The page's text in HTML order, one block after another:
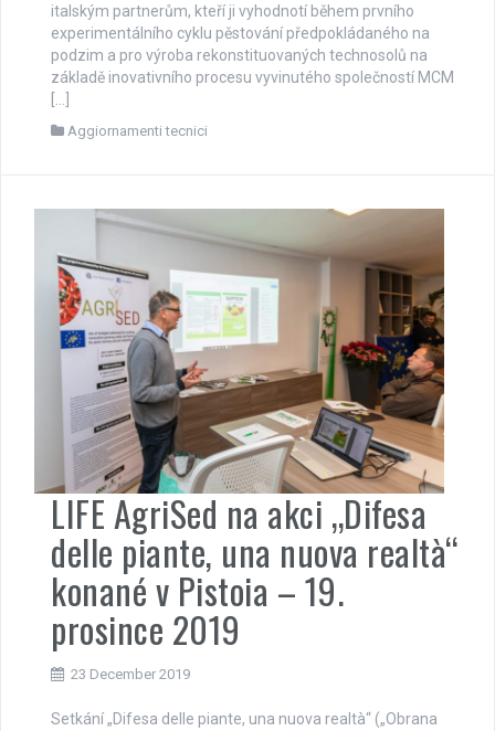
italským partnerům, kteří ji vyhodnotí během prvního
experimentálního cyklu pěstování předpokládaného na
podzim a pro výroba rekonstituovaných technosolů na
základě inovativního procesu vyvinutého společností MCM
[…]
Aggiornamenti tecnici
LIFE AgriSed na akci „Difesa
delle piante, una nuova realtà“
konané v Pistoia – 19.
prosince 2019
23 December 2019
Setkání „Difesa delle piante, una nuova realtà“ („Obrana